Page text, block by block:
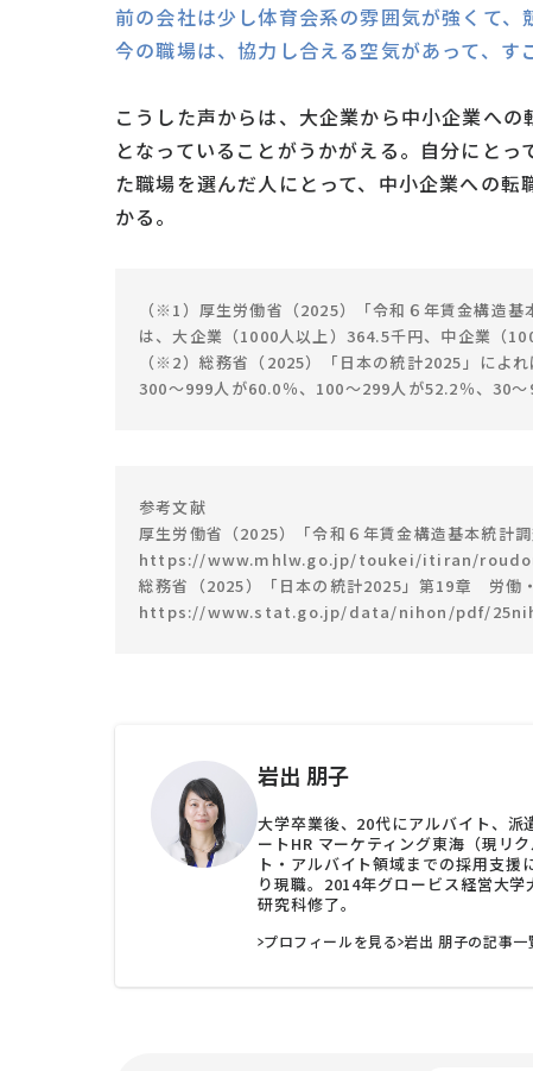
前の会社は少し体育会系の雰囲気が強くて
今の職場は、協力し合える空気があって、す
こうした声からは、大企業から中小企業へ
となっていることがうかがえる。自分にと
た職場を選んだ人にとって、中小企業への
かる。
（※1）厚生労働省（2025）「令和６年賃金構造基
は、大企業（1000人以上）364.5千円、中企業（
（※2）総務省（2025）「日本の統計2025」によ
300～999人が60.0％、100～299人が52.2％、30～
参考文献
厚生労働省（2025）「令和６年賃金構造基本統計
https://www.mhlw.go.jp/toukei/itiran/roudou/
総務省（2025）「日本の統計2025」第19章 労働
https://www.stat.go.jp/data/nihon/pdf/
岩出 朋子
大学卒業後、20代にアルバイト、
ートHR マーケティング東海（現リ
ト・アルバイト領域までの採用支
り現職。2014年グロービス経営大
研究科修了。
プロフィールを見る 岩出 朋子の記事一